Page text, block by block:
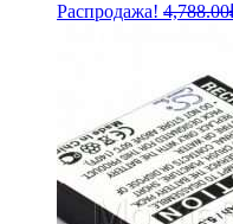
Распродажа! 4,788.00